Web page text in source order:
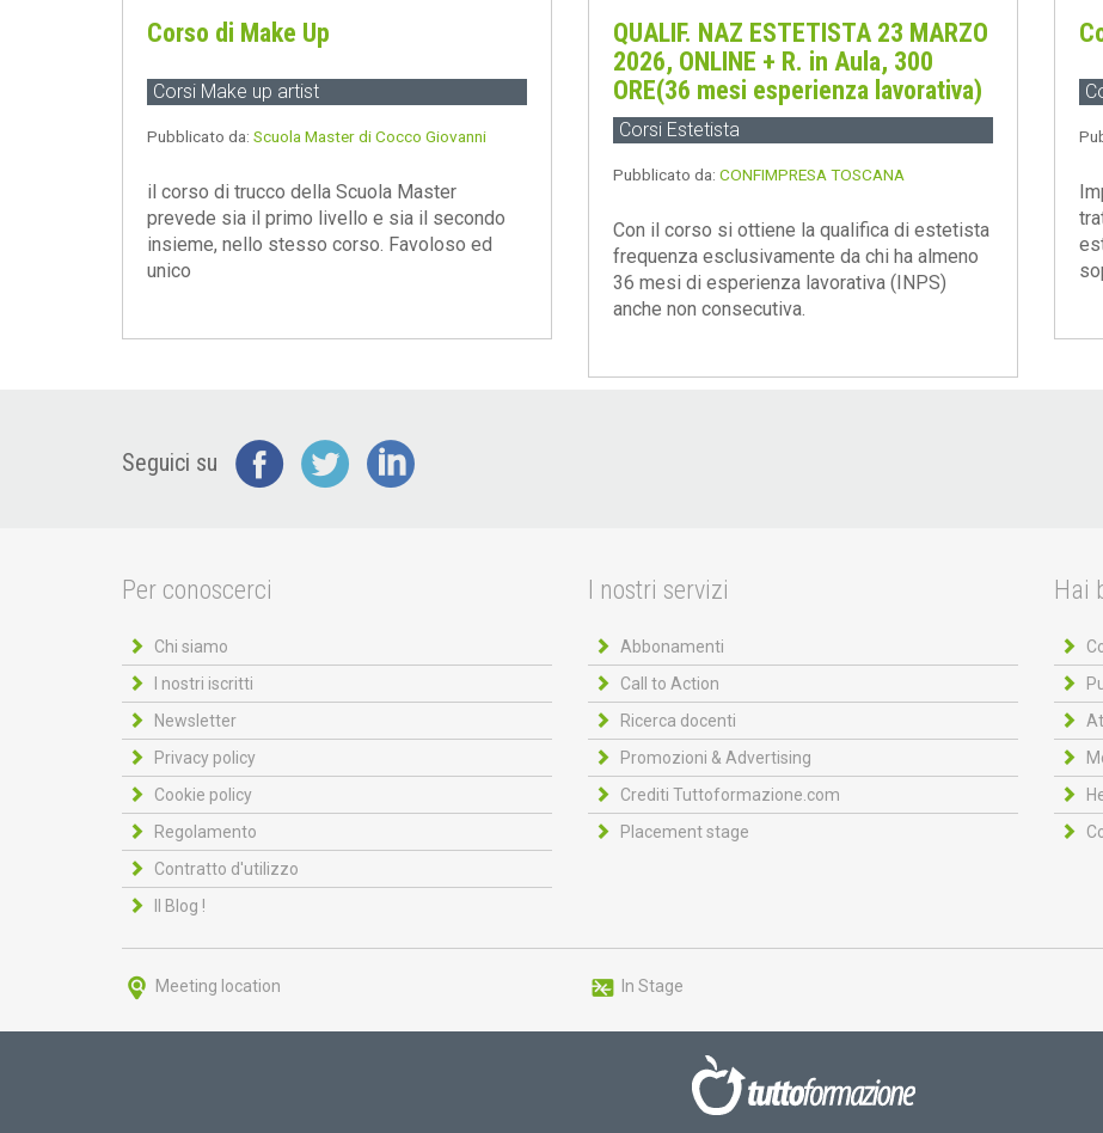
Corso di Make Up
Corsi Make up artist
Pubblicato da: Scuola Master di Cocco Giovanni
il corso di trucco della Scuola Master
prevede sia il primo livello e sia il secondo
insieme, nello stesso corso. Favoloso ed
unico
QUALIF. NAZ ESTETISTA 23 MARZO
2026, ONLINE + R. in Aula, 300
ORE(36 mesi esperienza lavorativa)
Corsi Estetista
Pubblicato da: CONFIMPRESA TOSCANA
Con il corso si ottiene la qualifica di estetista
frequenza esclusivamente da chi ha almeno
36 mesi di esperienza lavorativa (INPS)
anche non consecutiva.
Seguici su
Per conoscerci
Chi siamo
I nostri iscritti
Newsletter
Privacy policy
Cookie policy
Regolamento
Contratto d'utilizzo
Il Blog !
I nostri servizi
Abbonamenti
Call to Action
Ricerca docenti
Promozioni & Advertising
Crediti Tuttoformazione.com
Placement stage
Hai
Meeting location In Stage